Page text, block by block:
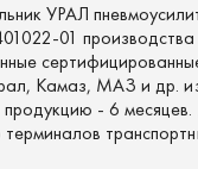
УРАЛ
01
Камаз, МАЗ и др.
продукцию - 6